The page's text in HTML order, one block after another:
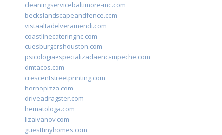
cleaningservicebaltimore-md.com
beckslandscapeandfence.com
vistaaltadelveramendi.com
coastlinecateringnc.com
cuesburgershouston.com
psicologiaespecializadaencampeche.com
dmtacos.com
crescentstreetprinting.com
hornopizza.com
driveadragster.com
hematologa.com
lizaivanov.com
guesttinyhomes.com